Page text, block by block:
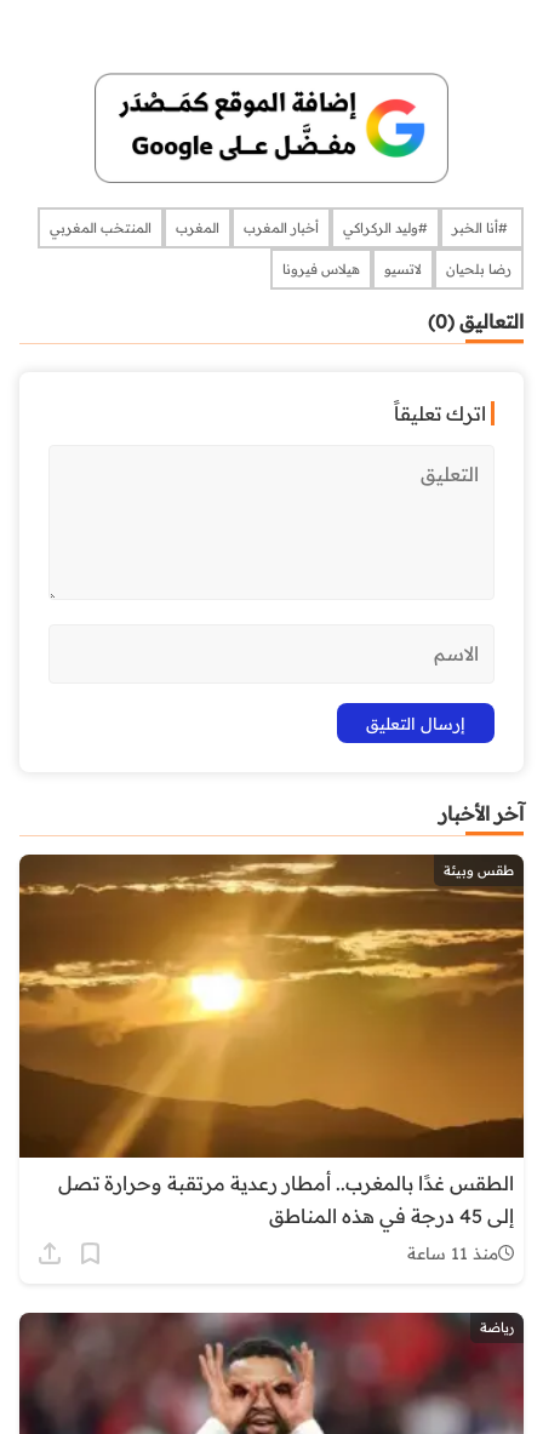
​​​​​​​​ #أنا الخبر #وليد الركراكي أخبار المغرب المغرب المنتخب المغربي
رضا بلحيان لاتسيو هيلاس فيرونا
التعاليق (0)
اترك تعليقاً
آخر الأخبار
طقس وبيئة
الطقس غدًا بالمغرب.. أمطار رعدية مرتقبة وحرارة تصل
إلى 45 درجة في هذه المناطق
منذ 11 ساعة
رياضة